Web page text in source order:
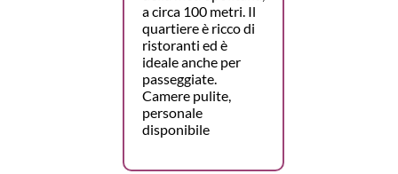
a circa 100 metri. Il
quartiere è ricco di
ristoranti ed è
ideale anche per
passeggiate.
Camere pulite,
personale
disponibile